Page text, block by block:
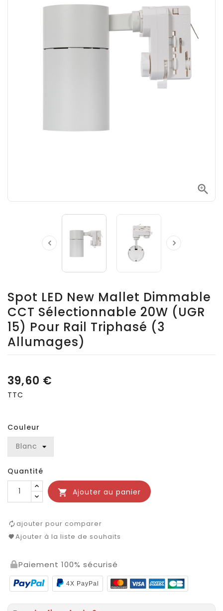

 
Spot LED New Mallet Dimmable
CCT Sélectionnable 20W (UGR
15) Pour Rail Triphasé (3
Allumages)
39,60 €
TTC
Couleur
Quantité
 Ajouter au panier
ajouter pour comparer
Ajouter à la liste de souhaits
Paiement 100% sécurisé
4X PayPal